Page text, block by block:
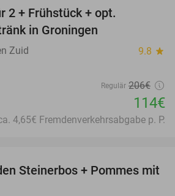
2 + Frühstück + opt.
in Groningen
Zuid 9.8 star
Regulär 206€
114€
4,65€ Fremdenverkehrsabgabe p. P.
37%
Steinerbos + Pommes mit